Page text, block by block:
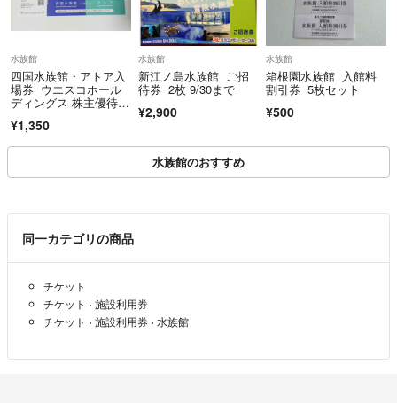
水族館
四国水族館・アトア入
場券 ウエスコホール
ディングス 株主優待
¥1,350
水族館
新江ノ島水族館 ご招
待券 2枚 9/30まで
¥2,900
水族館
箱根園水族館 入館料
割引券 5枚セット
¥500
水族館のおすすめ
同一カテゴリの商品
チケット
チケット › 施設利用券
チケット › 施設利用券 › 水族館